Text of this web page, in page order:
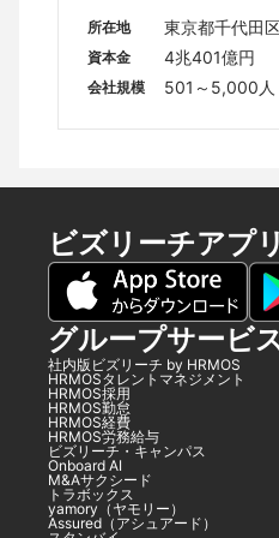
所在地
東京都千代田
ne タワー 7階
資本金 4兆401億円
会社規模 501～5,000人
ビズリーチアプリ
グループサービ
社内版ビズリーチ by HRMOS
HRMOSタレントマネジメント
HRMOS採用
HRMOS勤怠
HRMOS経費
HRMOS労務給与
ビズリーチ・キャンパス
Onboard AI
M&Aサクシード
トラボックス
yamory（ヤモリー）
Assured（アシュアード）